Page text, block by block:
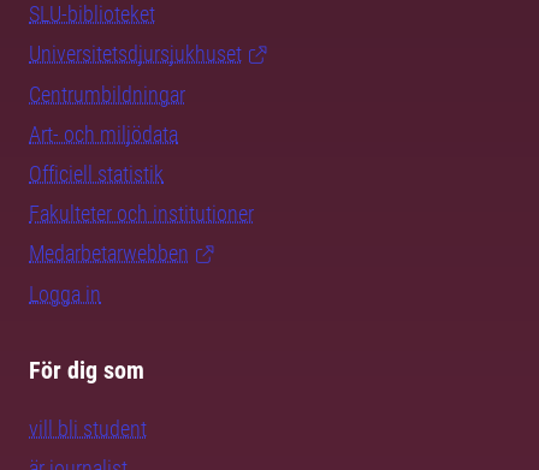
SLU-biblioteket
Universitetsdjursjukhuset
Centrumbildningar
Art- och miljödata
Officiell statistik
Fakulteter och institutioner
Medarbetarwebben
Logga in
För dig som
vill bli student